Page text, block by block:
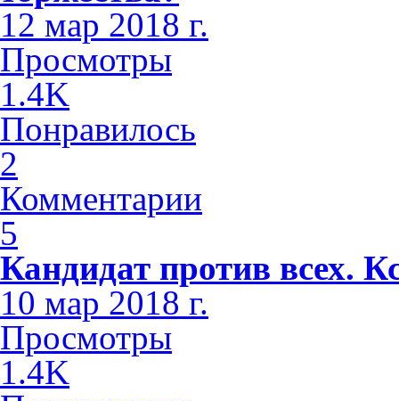
12 мар 2018 г.
Просмотры
1.4K
Понравилось
2
Комментарии
5
Кандидат против всех.
10 мар 2018 г.
Просмотры
1.4K